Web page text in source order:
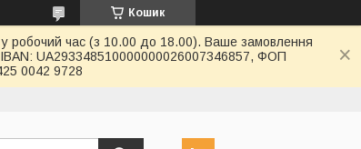
Кошик
у робочий час (з 10.00 до 18.00). Ваше замовлення
IBAN: UA293348510000000026007346857, ФОП
0042 9728